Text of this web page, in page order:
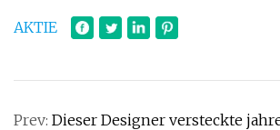
AKTIE
Prev: Dieser Designer versteckte